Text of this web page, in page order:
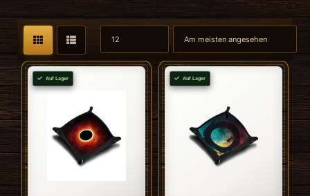
Auf Lager Auf Lager